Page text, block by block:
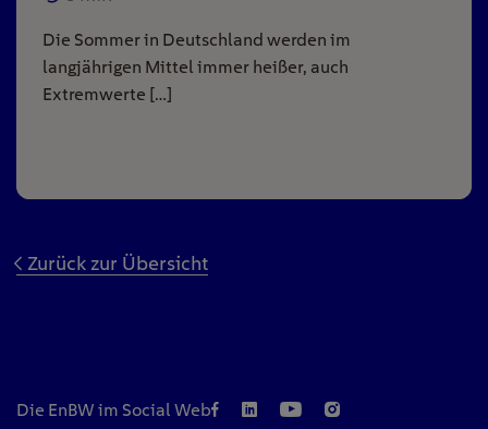
Die Sommer in Deutschland werden im
langjährigen Mittel immer heißer, auch
Extremwerte […]
Zurück zur Übersicht
Die EnBW im Social Web